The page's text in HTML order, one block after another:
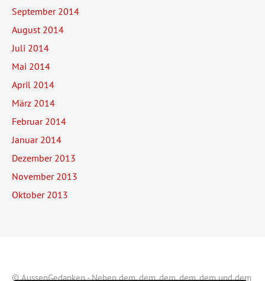
September 2014
August 2014
Juli 2014
Mai 2014
April 2014
März 2014
Februar 2014
Januar 2014
Dezember 2013
November 2013
Oktober 2013
© AussenGedanken- Nebendem,dem,dem,dem,demunddem